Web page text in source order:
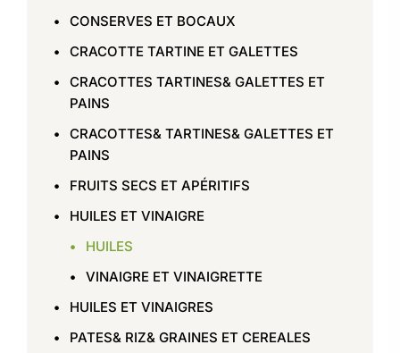
CONSERVES ET BOCAUX
CRACOTTE TARTINE ET GALETTES
CRACOTTES TARTINES& GALETTES ET
PAINS
CRACOTTES& TARTINES& GALETTES ET
PAINS
FRUITS SECS ET APÉRITIFS
HUILES ET VINAIGRE
HUILES
VINAIGRE ET VINAIGRETTE
HUILES ET VINAIGRES
PATES& RIZ& GRAINES ET CEREALES